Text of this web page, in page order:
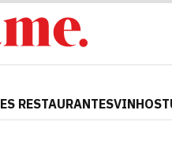
RESTAURANTESVINHOS